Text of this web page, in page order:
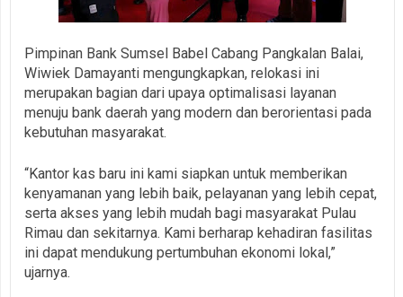
Pimpinan Bank Sumsel Babel Cabang Pangkalan Balai,
Wiwiek Damayanti mengungkapkan, relokasi ini
merupakan bagian dari upaya optimalisasi layanan
menuju bank daerah yang modern dan berorientasi pada
kebutuhan masyarakat.
“Kantor kas baru ini kami siapkan untuk memberikan
kenyamanan yang lebih baik, pelayanan yang lebih cepat,
serta akses yang lebih mudah bagi masyarakat Pulau
Rimau dan sekitarnya. Kami berharap kehadiran fasilitas
ini dapat mendukung pertumbuhan ekonomi lokal,”
ujarnya.